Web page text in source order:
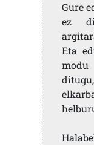
Gure
ez
Eta
modu